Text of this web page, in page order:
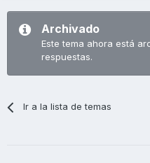
Archivado
Este tema ahora está
respuestas.
Ir a la lista de temas